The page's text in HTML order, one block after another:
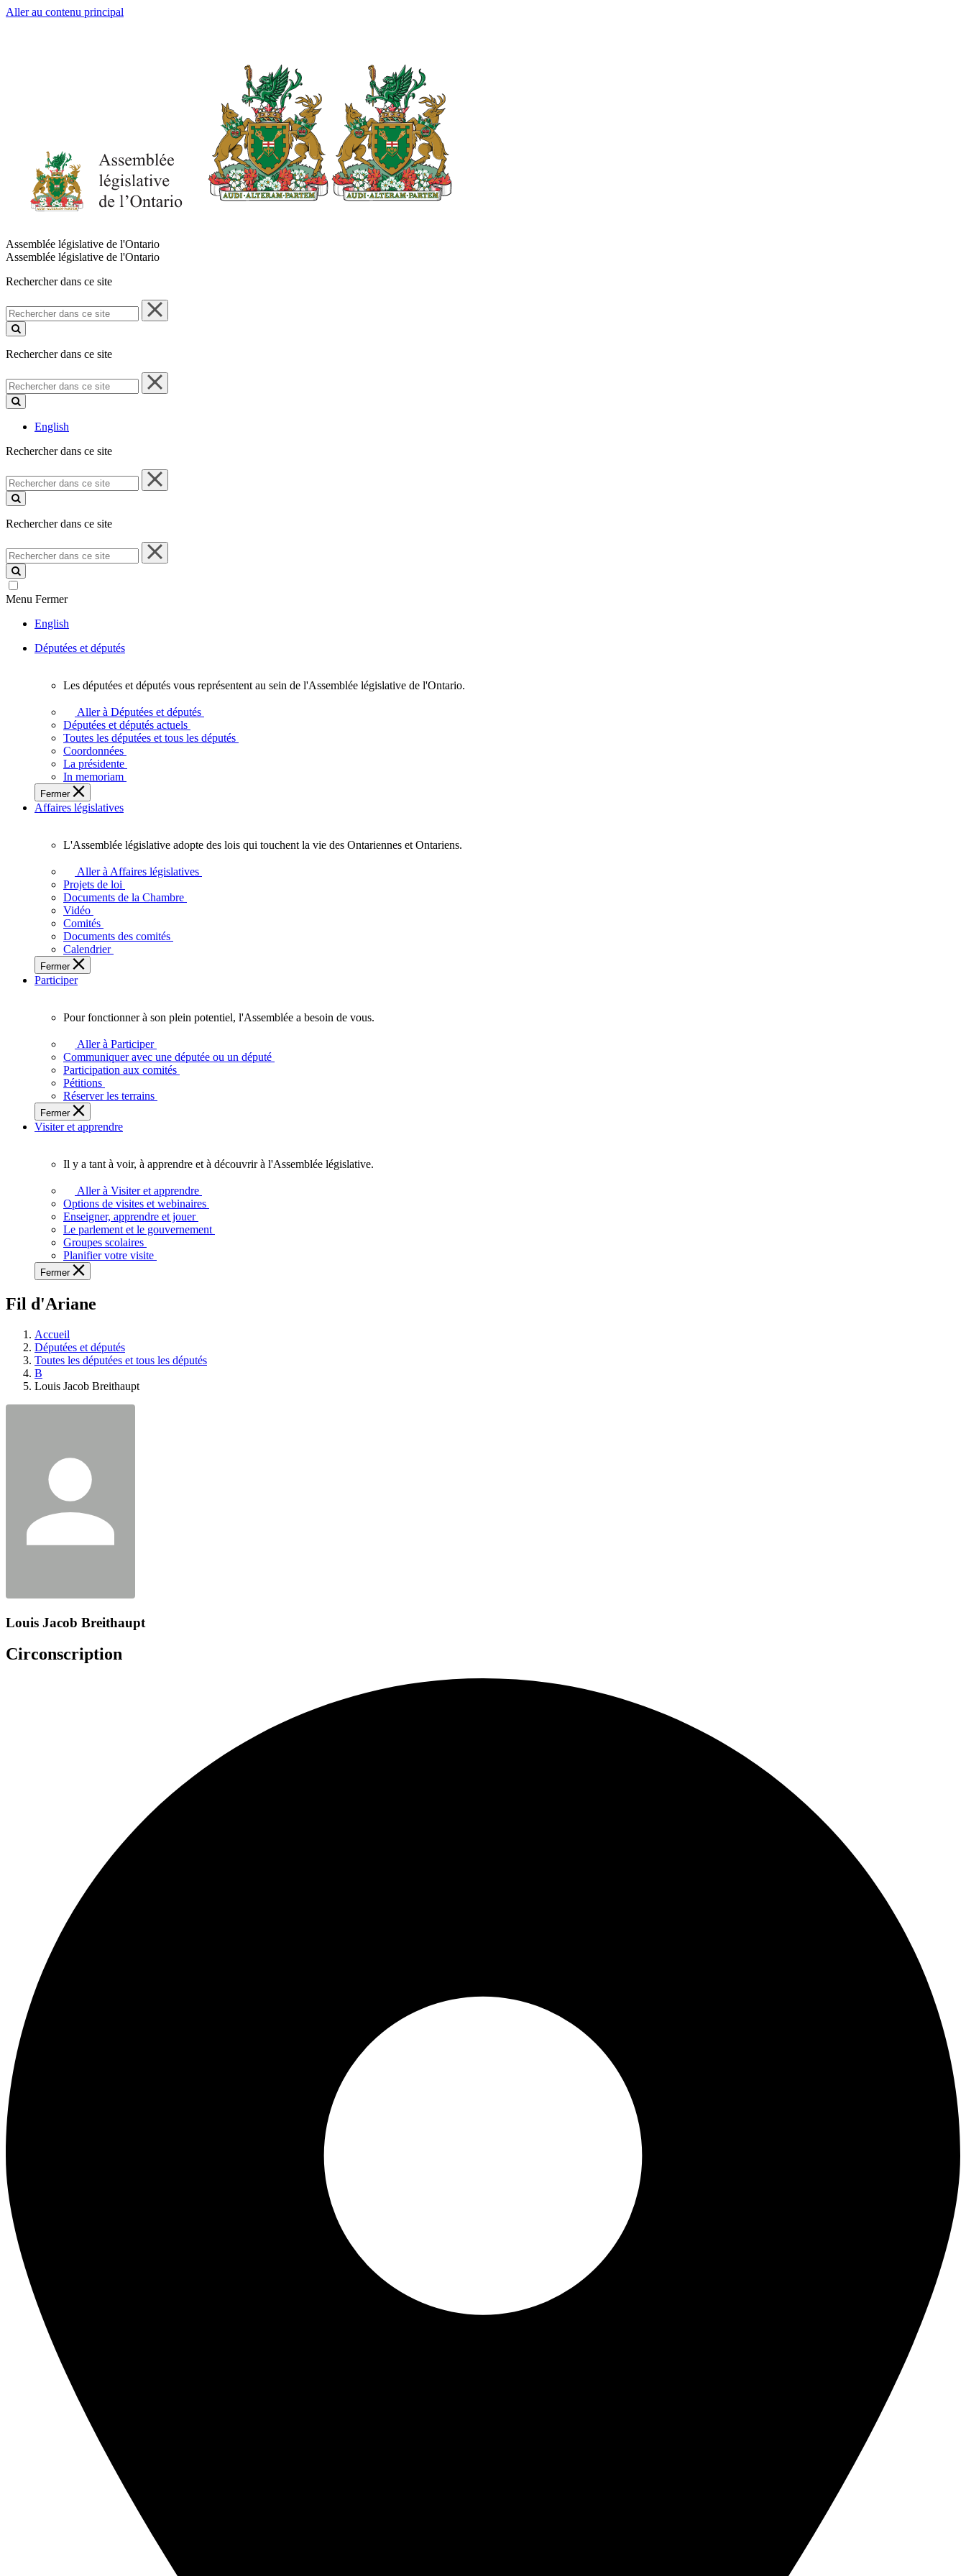
Aller au contenu principal
Assemblée législative de l'Ontario
Assemblée législative de l'Ontario
Rechercher dans ce site
Rechercher
dans
ce
Rechercher dans ce site
Rechercher
dans
ce
English
Rechercher dans ce site
Rechercher
dans
ce
Rechercher dans ce site
Rechercher
dans
ce
site
Menu Fermer
English
Députées et députés
députées
députés
vous
représentent
sein
de
l'Assemblée
l'Ontario.
Les députées et députés vous représentent au sein de l'Assemblée législative de l'Ontario.
Aller à Députées et députés
Députées et députés actuels
Toutes les députées et tous les députés
Coordonnées
La présidente
In memoriam
Fermer
Affaires législatives
législative
adopte
touchent
vie
des
Ontariennes
Ontariens.
L'Assemblée législative adopte des lois qui touchent la vie des Ontariennes et Ontariens.
Aller à Affaires législatives
Projets de loi
Documents de la Chambre
Vidéo
Comités
Documents des comités
Calendrier
Fermer
Participer
fonctionner
plein
potentiel,
l'Assemblée
a
besoin
Pour fonctionner à son plein potentiel, l'Assemblée a besoin de vous.
Aller à Participer
Communiquer avec une députée ou un député
Participation aux comités
Pétitions
Réserver les terrains
Fermer
Visiter et apprendre
voir,
apprendre
et
découvrir
l'Assemblée
législative.
Il y a tant à voir, à apprendre et à découvrir à l'Assemblée législative.
Aller à Visiter et apprendre
Options de visites et webinaires
Enseigner, apprendre et jouer
Le parlement et le gouvernement
Groupes scolaires
Planifier votre visite
Fermer
Fil d'Ariane
Accueil
Députées et députés
Toutes les députées et tous les députés
B
Louis Jacob Breithaupt
Louis Jacob Breithaupt
Circonscription